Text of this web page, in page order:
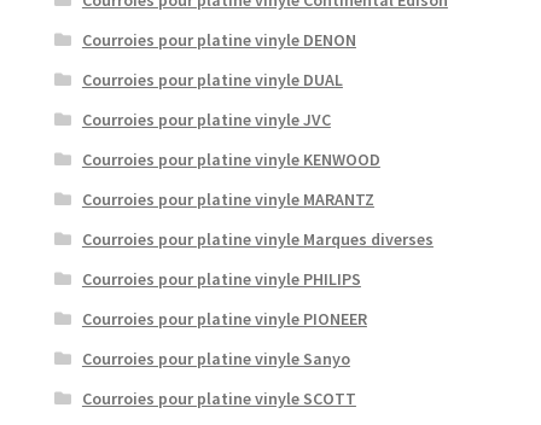
Courroies pour platine vinyle DENON
Courroies pour platine vinyle DUAL
Courroies pour platine vinyle JVC
Courroies pour platine vinyle KENWOOD
Courroies pour platine vinyle MARANTZ
Courroies pour platine vinyle Marques diverses
Courroies pour platine vinyle PHILIPS
Courroies pour platine vinyle PIONEER
Courroies pour platine vinyle Sanyo
Courroies pour platine vinyle SCOTT